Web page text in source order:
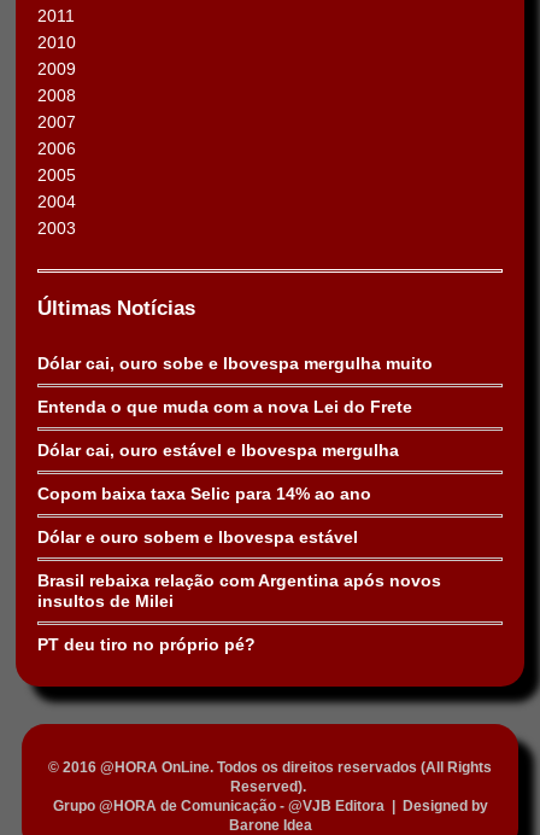
2011
2010
2009
2008
2007
2006
2005
2004
2003
Últimas Notícias
Dólar cai, ouro sobe e Ibovespa mergulha muito
Entenda o que muda com a nova Lei do Frete
Dólar cai, ouro estável e Ibovespa mergulha
Copom baixa taxa Selic para 14% ao ano
Dólar e ouro sobem e Ibovespa estável
Brasil rebaixa relação com Argentina após novos
insultos de Milei
PT deu tiro no próprio pé?
© 2016 @HORA OnLine. Todos os direitos reservados (All Rights
Reserved).
Grupo @HORA de Comunicação - @VJB Editora|
Designed by
Barone Idea